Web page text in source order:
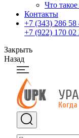
Что
Контакты
+7 (343) 286 58
+7 (922) 170 02
Закрыть
Назад